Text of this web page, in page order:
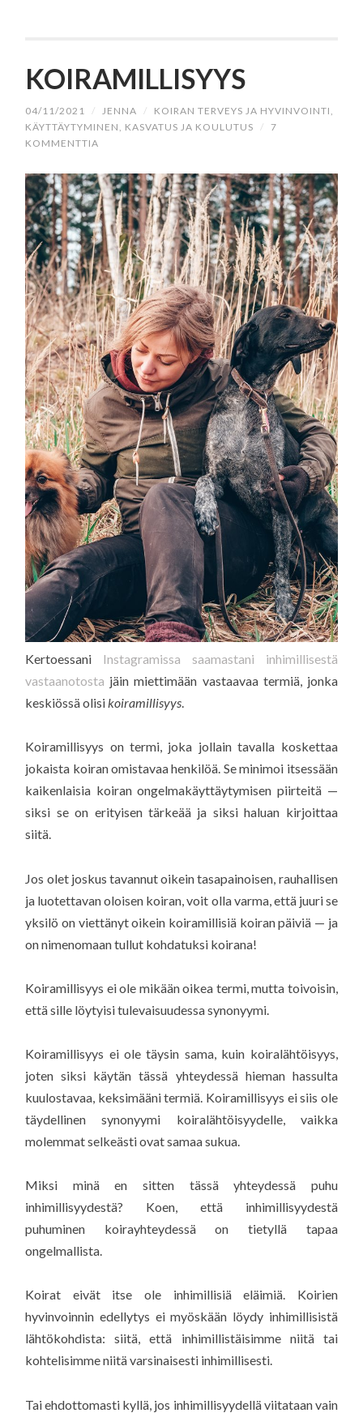
KOIRAMILLISYYS
04/11/2021 / JENNA / KOIRAN TERVEYS JA HYVINVOINTI,
KÄYTTÄYTYMINEN, KASVATUS JA KOULUTUS
/
7
KOMMENTTIA
Kertoessani Instagramissa saamastani inhimillisestä
vastaanotosta jäin miettimään vastaavaa termiä, jonka
keskiössä olisikoiramillisyys.
Koiramillisyys on termi, joka jollain tavalla koskettaa
jokaista koiran omistavaa henkilöä. Se minimoi itsessään
kaikenlaisia koiran ongelmakäyttäytymisen piirteitä —
siksi se on erityisen tärkeää ja siksi haluan kirjoittaa
siitä.
Jos olet joskus tavannut oikein tasapainoisen, rauhallisen
ja luotettavan oloisen koiran, voit olla varma, että juuri se
yksilö on viettänyt oikein koiramillisiä koiran päiviä — ja
on nimenomaan tullut kohdatuksi koirana!
Koiramillisyys ei ole mikään oikea termi, mutta toivoisin,
että sille löytyisi tulevaisuudessa synonyymi.
Koiramillisyys ei ole täysin sama, kuin koiralähtöisyys,
joten siksi käytän tässä yhteydessä hieman hassulta
kuulostavaa, keksimääni termiä. Koiramillisyys ei siis ole
täydellinen synonyymi koiralähtöisyydelle, vaikka
molemmat selkeästi ovat samaa sukua.
Miksi minä en sitten tässä yhteydessä puhu
inhimillisyydestä? Koen, että inhimillisyydestä
puhuminen koirayhteydessä on tietyllä tapaa
ongelmallista.
Koirat eivät itse ole inhimillisiä eläimiä. Koirien
hyvinvoinnin edellytys ei myöskään löydy inhimillisistä
lähtökohdista: siitä, että inhimillistäisimme niitä tai
kohtelisimme niitä varsinaisesti inhimillisesti.
Tai ehdottomasti kyllä, jos inhimillisyydellä viitataan vain